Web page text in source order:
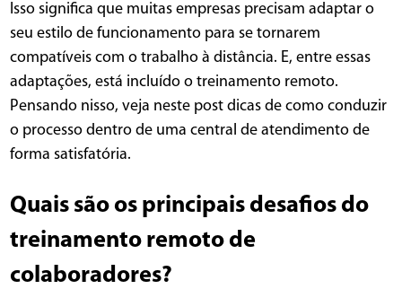
Isso significa que muitas empresas precisam adaptar o
seu estilo de funcionamento para se tornarem
compatíveis com o trabalho à distância. E, entre essas
adaptações, está incluído o treinamento remoto.
Pensando nisso, veja neste post dicas de como conduzir
o processo dentro de uma central de atendimento de
forma satisfatória.
Quais são os principais desafios do
treinamento remoto de
colaboradores?